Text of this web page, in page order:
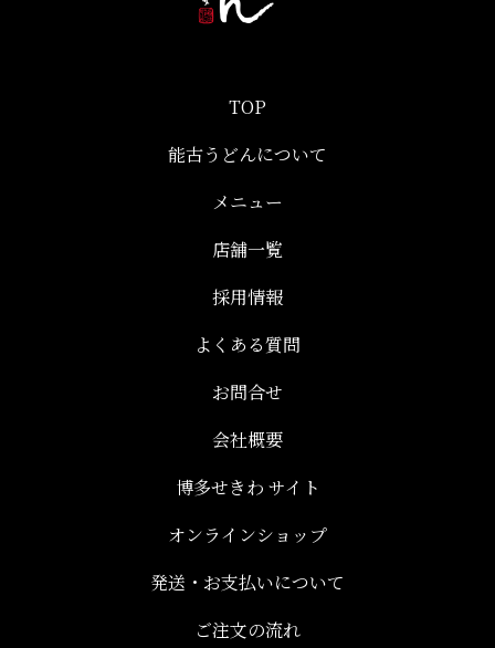
TOP
能古うどんについて
メニュー
店舗一覧
採用情報
よくある質問
お問合せ
会社概要
博多せきわ サイト
オンラインショップ
発送・お支払いについて
ご注文の流れ